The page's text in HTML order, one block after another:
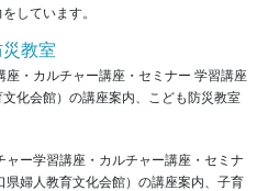
しています。
教室
・カルチャー講座・セミナー 学習講座
化会館）の講座案内、こども防災教室
ー学習講座・カルチャー講座・セミナ
県婦人教育文化会館）の講座案内、子育